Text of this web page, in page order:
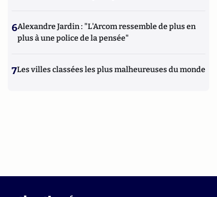
6Alexandre Jardin : "L'Arcom ressemble de plus en
plus à une police de la pensée"
7Les villes classées les plus malheureuses du monde